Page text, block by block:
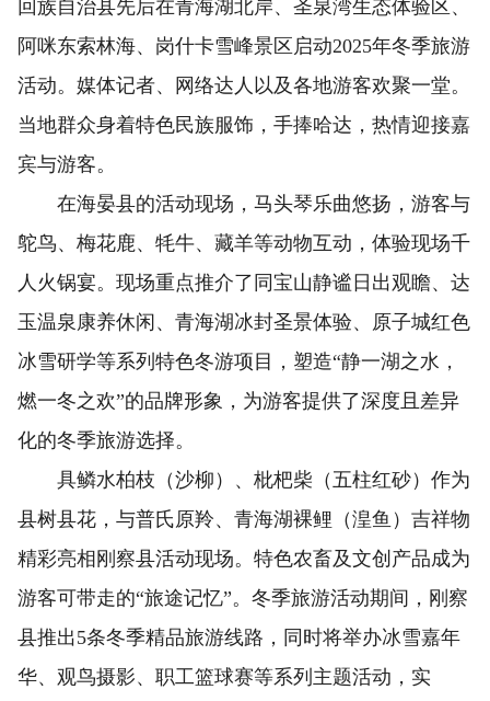
回族自治县先后在青海湖北岸、圣泉湾生态体验区、
阿咪东索林海、岗什卡雪峰景区启动2025年冬季旅游
活动。媒体记者、网络达人以及各地游客欢聚一堂。
当地群众身着特色民族服饰，手捧哈达，热情迎接嘉
宾与游客。
在海晏县的活动现场，马头琴乐曲悠扬，游客与
鸵鸟、梅花鹿、牦牛、藏羊等动物互动，体验现场千
人火锅宴。现场重点推介了同宝山静谧日出观瞻、达
玉温泉康养休闲、青海湖冰封圣景体验、原子城红色
冰雪研学等系列特色冬游项目，塑造“静一湖之水，
燃一冬之欢”的品牌形象，为游客提供了深度且差异
化的冬季旅游选择。
具鳞水柏枝（沙柳）、枇杷柴（五柱红砂）作为
县树县花，与普氏原羚、青海湖裸鲤（湟鱼）吉祥物
精彩亮相刚察县活动现场。特色农畜及文创产品成为
游客可带走的“旅途记忆”。冬季旅游活动期间，刚察
县推出5条冬季精品旅游线路，同时将举办冰雪嘉年
华、观鸟摄影、职工篮球赛等系列主题活动，实